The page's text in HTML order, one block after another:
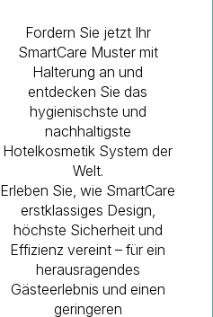
Fordern Sie jetzt Ihr
SmartCare Muster mit
Halterung an und
entdecken Sie das
hygienischste und
nachhaltigste
Hotelkosmetik System der
Welt.
Erleben Sie, wie SmartCare
erstklassiges Design,
höchste Sicherheit und
Effizienz vereint – für ein
herausragendes
Gästeerlebnis und einen
geringeren